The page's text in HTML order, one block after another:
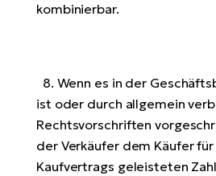
kombinierbar.
8. Wenn es in der
ist oder durch allgemein
Rechtsvorschriften
der Verkäufer dem Käufer
Kaufvertrags geleisteten